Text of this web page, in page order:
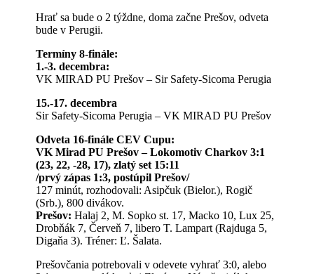
Hrať sa bude o 2 týždne, doma začne Prešov, odveta
bude v Perugii.
Termíny 8-finále:
1.-3. decembra:
VK MIRAD PU Prešov – Sir Safety-Sicoma Perugia
15.-17. decembra
Sir Safety-Sicoma Perugia – VK MIRAD PU Prešov
Odveta 16-finále CEV Cupu:
VK Mirad PU Prešov – Lokomotiv Charkov 3:1
(23, 22, -28, 17), zlatý set 15:11
/prvý zápas 1:3, postúpil Prešov/
127 minút, rozhodovali: Asipčuk (Bielor.), Rogič
(Srb.), 800 divákov.
Prešov: Halaj 2, M. Sopko st. 17, Macko 10, Lux 25,
Drobňák 7, Červeň 7, libero T. Lampart (Rajduga 5,
Digaňa 3). Tréner: Ľ. Šalata.
Prešovčania potrebovali v odevete vyhrať 3:0, alebo